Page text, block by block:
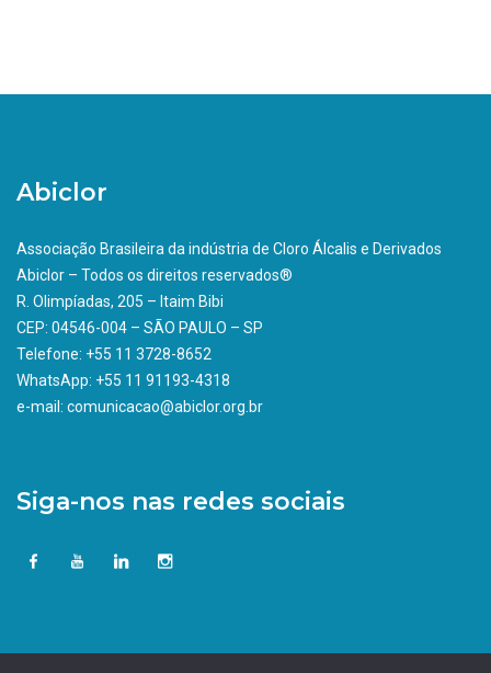
Abiclor
Associação Brasileira da indústria de Cloro Álcalis e Derivados
Abiclor – Todos os direitos reservados®
R. Olimpíadas, 205 – Itaim Bibi
CEP: 04546-004 – SÃO PAULO – SP
Telefone: +55 11 3728-8652
WhatsApp: +55 11 91193-4318
e-mail: comunicacao@abiclor.org.br
Siga-nos nas redes sociais